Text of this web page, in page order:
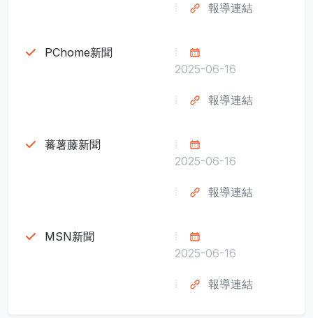
報導連結
PChome新聞
2025-06-16
報導連結
蕃薯藤新聞
2025-06-16
報導連結
MSN新聞
2025-06-16
報導連結